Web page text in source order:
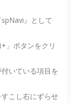
』として
」ボタンをクリ
いている項目を
こし右にずらせ